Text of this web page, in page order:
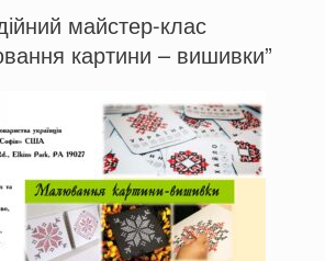
майстер-клас
картини – вишивки”